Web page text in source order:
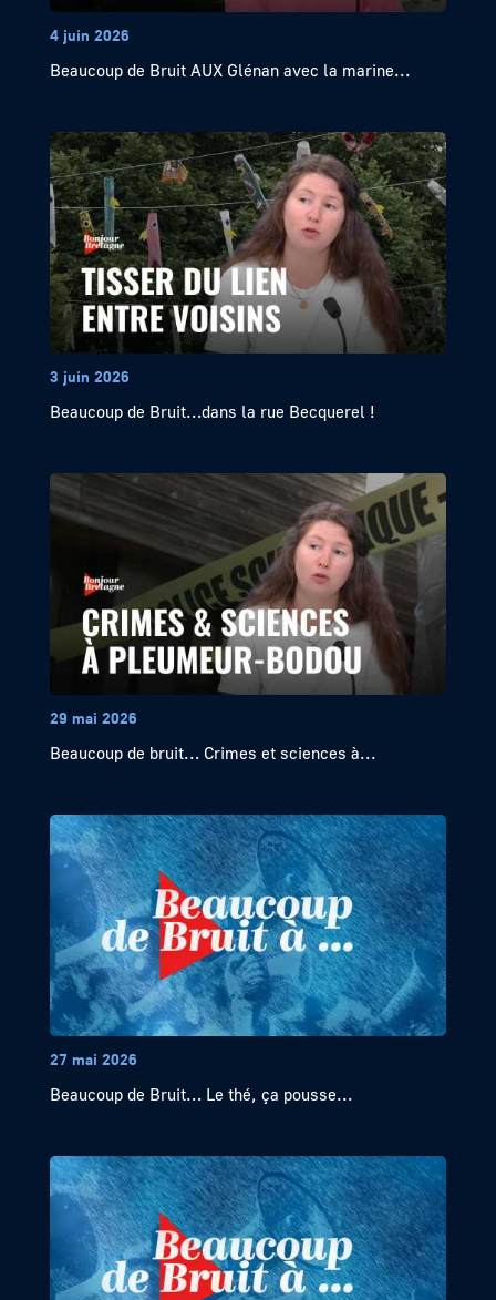
4 juin 2026
Beaucoup de Bruit AUX Glénan avec la marine...
3 juin 2026
Beaucoup de Bruit…dans la rue Becquerel !
29 mai 2026
Beaucoup de bruit… Crimes et sciences à...
27 mai 2026
Beaucoup de Bruit… Le thé, ça pousse...